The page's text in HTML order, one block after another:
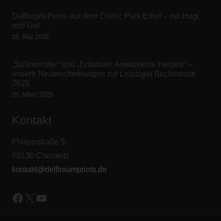
Delfinium Prints auf dem Comic Park Erfurt – mit Hugi
und Def
15. Mai 2025
„Süßmonster“ und „Entoman: Amikoverse Heroes“ –
unsere Neuerscheinungen zur Leipziger Buchmesse
2025
26. März 2025
Kontakt
Philippstraße 5
09130 Chemnitz
kontakt@delfiniumprints.de
Facebook
X YouTube